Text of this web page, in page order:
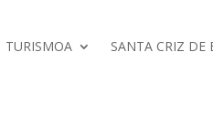
TURISMOA SANTA CRIZ DE